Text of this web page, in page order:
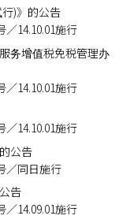
)》的公告
／14.10.01施行
务增值税免税管理办
／14.10.01施行
／14.10.01施行
公告
／同日施行
告
／14.09.01施行